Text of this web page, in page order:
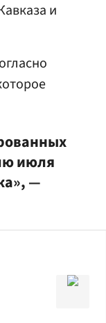
и
июля
—